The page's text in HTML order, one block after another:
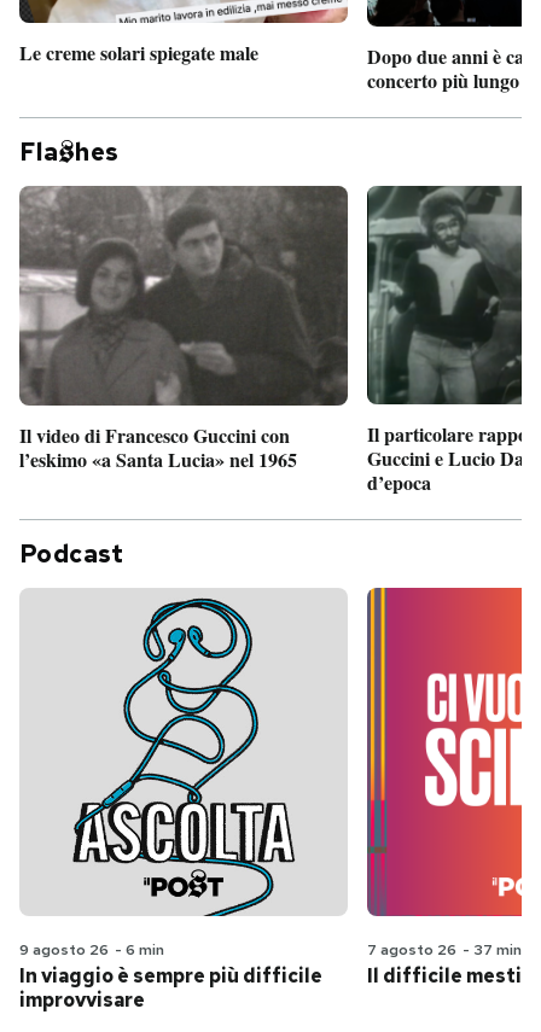
Le creme solari spiegate male
Dopo due anni è
concerto più lungo
Fla hes
Il video di Francesco Guccini con
l’eskimo «a Santa Lucia» nel 1965
Il particolare
Guccini e Lucio
d’epoca
Podcast
9 agosto 26 - 6 min
In viaggio è sempre più difficile
improvvisare
7 agosto 26 - 37 min
Il difficile